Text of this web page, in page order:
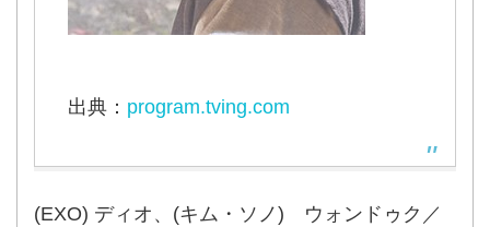
出典： program.tving.com
(EXO) ディオ、(キム・ソノ) ウォンドゥク／